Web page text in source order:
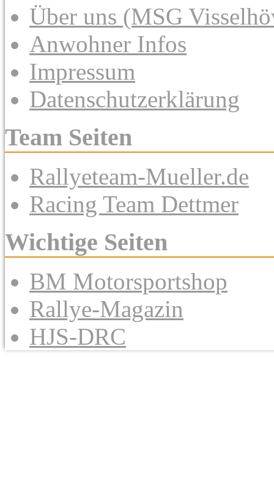
Über uns (MSG
Anwohner Infos
Impressum
Datenschutzerklärung
Team Seiten
Rallyeteam-Mueller.de
Racing Team Dettmer
Wichtige Seiten
BM Motorsportshop
Rallye-Magazin
HJS-DRC